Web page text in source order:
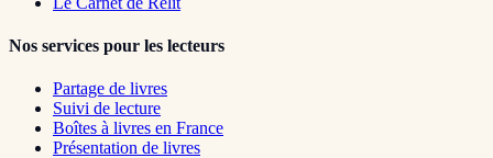
Nos services pour les lecteurs
Partage de livres
Suivi de lecture
Boîtes à livres en France
Présentation de livres